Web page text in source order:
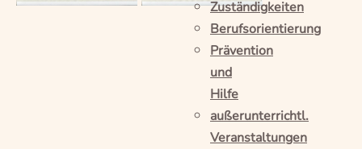
Zuständigkeiten
Berufsorientierung
Prävention
und
Hilfe
außerunterrichtl.
Veranstaltungen